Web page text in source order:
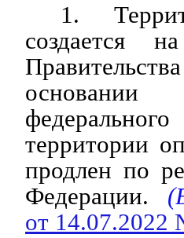
1.
создается
основании
территории
продлен по
Федерации.
от